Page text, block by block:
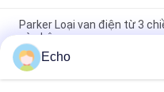
Parker Loại van điện từ 3
cà phê
Phần ứng van điện từ Henny
29515 29547
Echo